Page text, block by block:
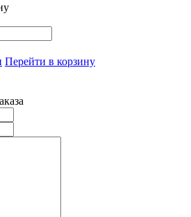
Перейти в корзину